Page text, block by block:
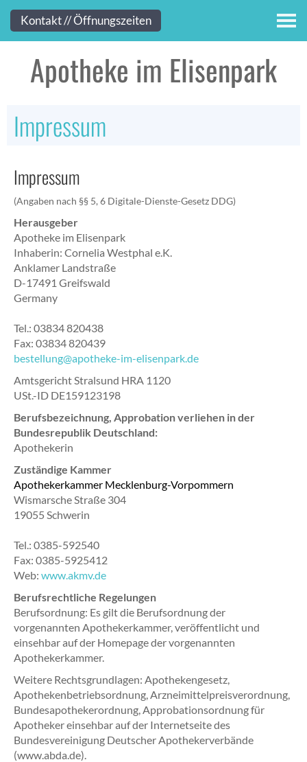
Kontakt
Apotheke im Elisenpark
Impressum
Impressum
(Angaben nach §§ 5, 6 Digitale-Dienste-Gesetz DDG)
Herausgeber
Apotheke im Elisenpark
Inhaberin: Cornelia Westphal e.K.
Anklamer Landstraße
D-17491 Greifswald
Germany
Tel.: 03834 820438
Fax: 03834 820439
bestellung@apotheke-im-elisenpark.de
Amtsgericht Stralsund HRA 1120
USt.-ID DE159123198
Berufsbezeichnung, Approbation verliehen in der
Bundesrepublik Deutschland:
Apothekerin
Zuständige Kammer
Apothekerkammer Mecklenburg-Vorpommern
Wismarsche Straße 304
19055 Schwerin
Tel.: 0385-592540
Fax: 0385-5925412
Web: www.akmv.de
Berufsrechtliche Regelungen
Berufsordnung: Es gilt die Berufsordnung der
vorgenannten Apothekerkammer, veröffentlicht und
einsehbar auf der Homepage der vorgenannten
Apothekerkammer.
Weitere Rechtsgrundlagen: Apothekengesetz,
Apothekenbetriebsordnung, Arzneimittelpreisverordnung,
Bundesapothekerordnung, Approbationsordnung für
Apotheker einsehbar auf der Internetseite des
Bundesvereinigung Deutscher Apothekerverbände
(www.abda.de).
Kontakt // Öffnungszeiten